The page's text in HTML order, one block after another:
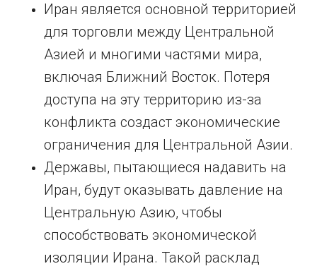
Иран является основной территорией
для торговли между Центральной
Азией и многими частями мира,
включая Ближний Восток. Потеря
доступа на эту территорию из-за
конфликта создаст экономические
ограничения для Центральной Азии.
Державы, пытающиеся надавить на
Иран, будут оказывать давление на
Центральную Азию, чтобы
способствовать экономической
изоляции Ирана. Такой расклад